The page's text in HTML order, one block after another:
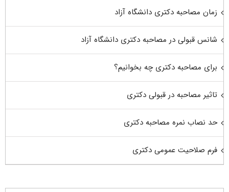
زمان مصاحبه دکتری دانشگاه آزاد
شانس قبولی در مصاحبه دکتری دانشگاه آزاد
برای مصاحبه دکتری چه بخوانیم؟
تاثیر مصاحبه در قبولی دکتری
حد نصاب نمره مصاحبه دکتری
فرم صلاحیت عمومی دکتری